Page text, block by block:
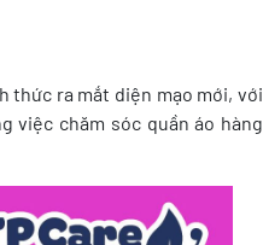
thức ra mắt diện mạo mới, với
việc chăm sóc quần áo hàng